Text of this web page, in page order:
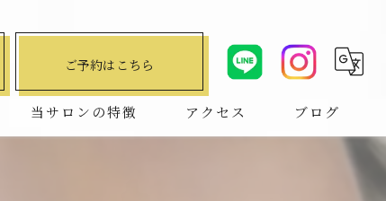
ご予約はこちら
当サロンの特徴 アクセス ブログ